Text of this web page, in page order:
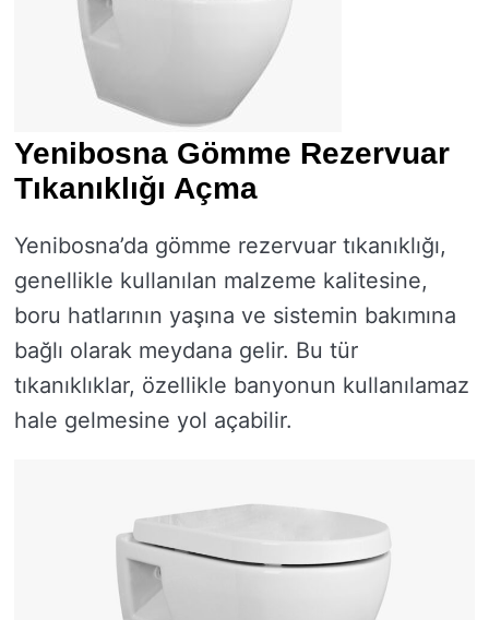
Yenibosna Gömme Rezervuar
Tıkanıklığı Açma
Yenibosna’da gömme rezervuar tıkanıklığı,
genellikle kullanılan malzeme kalitesine,
boru hatlarının yaşına ve sistemin bakımına
bağlı olarak meydana gelir. Bu tür
tıkanıklıklar, özellikle banyonun kullanılamaz
hale gelmesine yol açabilir.